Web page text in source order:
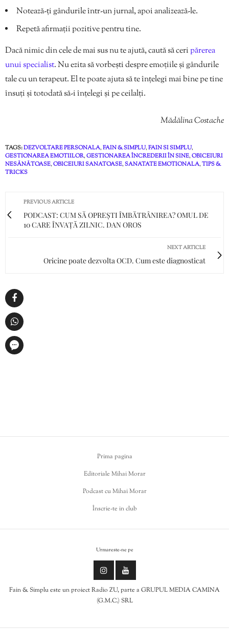
Notează-ți gândurile într-un jurnal, apoi analizează-le.
Repetă afirmații pozitive pentru tine.
Dacă nimic din cele de mai sus nu te ajută, caută să ceripărerea
unui specialist. Nu ezita să vorbești despre emoțiile și gândurile
tale cu un terapeut. El te poate ajuta să te înțelegi mai bine pe tine
însuți și totodată să-i înțelegi și pe ceilalți.
Mădălina Costache
TAGS:DEZVOLTARE PERSONALA,FAIN & SIMPLU,FAIN SI SIMPLU,
GESTIONAREA EMOTIILOR,GESTIONAREA ÎNCREDERII ÎN SINE,OBICEIURI
NESĂNĂTOASE,OBICEIURI SANATOASE,SANATATE EMOTIONALA,TIPS &
TRICKS
PREVIOUS ARTICLE
PODCAST: CUM SĂ OPREȘTI ÎMBĂTRÂNIREA? OMUL DE
10 CARE ÎNVAȚĂ ZILNIC. DAN OROS
NEXT ARTICLE
Oricine poate dezvolta OCD. Cum este diagnosticat
Prima pagina
Editoriale Mihai Morar
Podcast cu Mihai Morar
Înscrie-te in club
Urmareste-ne pe
Fain & Simplu este un proiect Radio ZU, parte a GRUPUL MEDIA CAMINA
(G.M.C.) SRL